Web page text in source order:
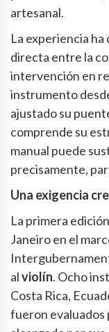
artesanal.
La experiencia
directa entre la
intervención en
instrumento
ajustado su
comprende su
manual puede
precisamente,
Una exigencia
La primera
Janeiro en el
alviolín. Ocho
Costa Rica,
fueron evaluados